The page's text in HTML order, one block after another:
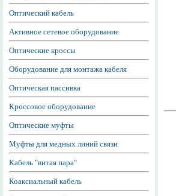
Оптический кабель
Активное сетевое оборудование
Оптические кроссы
Оборудование для монтажа кабеля
Оптическая пассивка
Кроссовое оборудование
Оптические муфты
Муфты для медных линий связи
Кабель "витая пара"
Коаксиальный кабель